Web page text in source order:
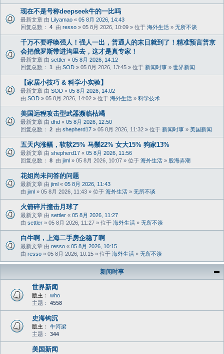
现在不是号称deepseek牛的一比吗
最新文章 由 Lilyamao « 05 8月 2026, 14:43
回复总数： 4 由 resso » 05 8月 2026, 10:09 » 位于 海外生活 » 无所不谈
千万不要呼唤强人！强人一出，普通人的末日就到了！精准预言普京
会把俄罗斯带进沟里去，这才是真专家！
最新文章 由 settler « 05 8月 2026, 14:12
回复总数： 1 由 SOD » 05 8月 2026, 13:45 » 位于 新闻时事 » 世界新闻
【家居小技巧 & 科学小实验】
最新文章 由 SOD « 05 8月 2026, 14:02
由 SOD » 05 8月 2026, 14:02 » 位于 海外生活 » 科学技术
美国远程攻击型武器濒临枯竭
最新文章 由 dhd « 05 8月 2026, 12:50
回复总数： 2 由 shepherd17 » 05 8月 2026, 11:32 » 位于 新闻时事 » 美国新闻
五天内涨幅，软软25% 马鬃22% 女大15% 狗家13%
最新文章 由 shepherd17 « 05 8月 2026, 11:56
回复总数： 8 由 jiml » 05 8月 2026, 10:07 » 位于 海外生活 » 股海弄潮
花姐尚未问答的问题
最新文章 由 jiml « 05 8月 2026, 11:43
由 jiml » 05 8月 2026, 11:43 » 位于 海外生活 » 无所不谈
火箭碎片撞击月球了
最新文章 由 settler « 05 8月 2026, 11:27
由 settler » 05 8月 2026, 11:27 » 位于 海外生活 » 无所不谈
白牛啊，上海二手房企稳了啊
最新文章 由 resso « 05 8月 2026, 10:15
由 resso » 05 8月 2026, 10:15 » 位于 海外生活 » 无所不谈
新闻时事
世界新闻
版主：
who
主题： 4558
史海钩沉
版主：
牛河梁
主题： 344
美国新闻